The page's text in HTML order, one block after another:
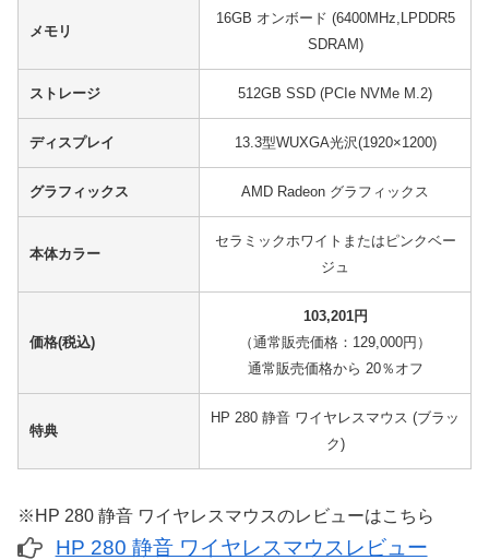
メモリ
16GB オンボード (6400MHz,LPDDR5
SDRAM)
ストレージ 512GB SSD (PCIe NVMe M.2)
ディスプレイ 13.3型WUXGA光沢(1920×1200)
グラフィックス AMD Radeon グラフィックス
本体カラー
セラミックホワイトまたはピンクベー
ジュ
価格(税込)
103,201円
（通常販売価格：129,000円）
通常販売価格から 20％オフ
特典
HP 280 静音 ワイヤレスマウス (ブラッ
ク)
※HP 280 静音 ワイヤレスマウスのレビューはこちら
HP 280 静音 ワイヤレスマウスレビュー